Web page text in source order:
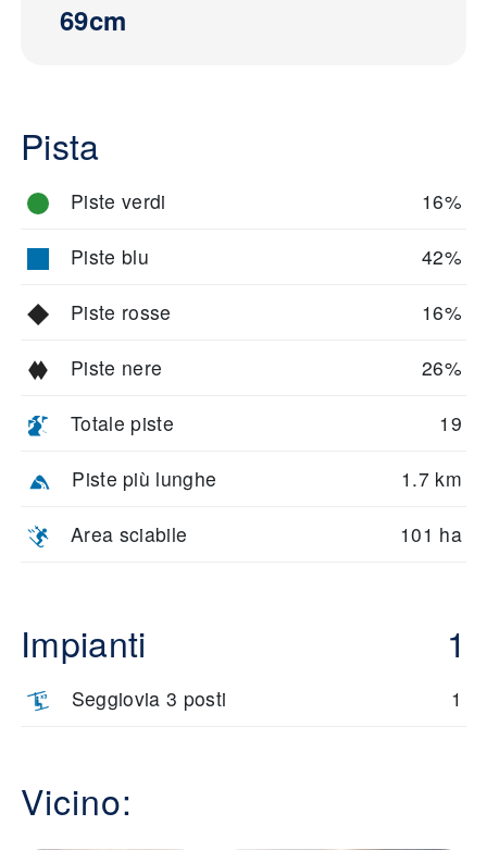
69cm
Pista
Piste verdi 16%
Piste blu 42%
Piste rosse 16%
Piste nere 26%
Totale piste 19
Piste più lunghe 1.7 km
Area sciabile 101 ha
Impianti 1
Seggiovia 3 posti 1
Vicino: